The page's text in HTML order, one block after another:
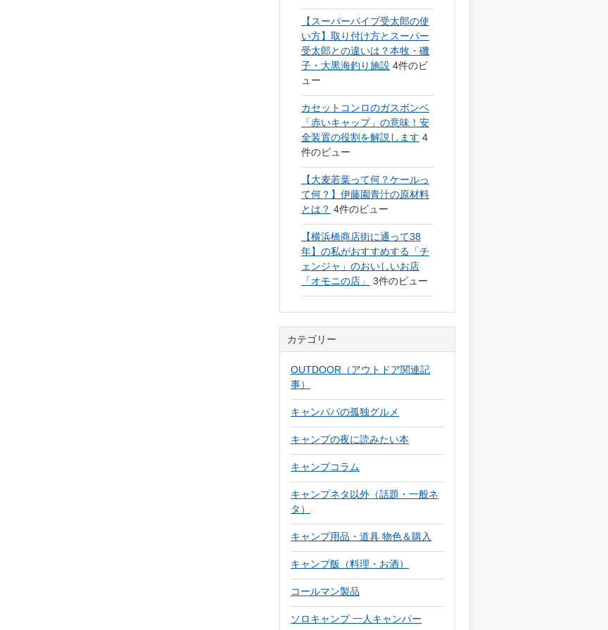
【スーパーパイプ受太郎の使
い方】取り付け方とスーパー
受太郎との違いは？本牧・磯
子・大黒海釣り施設 4件のビ
ュー
カセットコンロのガスボンベ
「赤いキャップ」の意味！安
全装置の役割を解説します 4
件のビュー
【大麦若葉って何？ケールっ
て何？】伊藤園青汁の原材料
とは？ 4件のビュー
【横浜橋商店街に通って38
年】の私がおすすめする「チ
ェンジャ」のおいしいお店
「オモニの店」
3件のビュー
カテゴリー
OUTDOOR（アウトドア関連記
事）
キャンパパの孤独グルメ
キャンプの夜に読みたい本
キャンプコラム
キャンプネタ以外（話題・一般ネ
タ）
キャンプ用品・道具 物色＆購入
キャンプ飯（料理・お酒）
コールマン製品
ソロキャンプ 一人キャンパー